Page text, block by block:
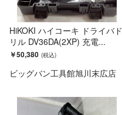
HiKOKI ハイコーキ ドライバド
リル DV36DA(2XP) 充電...
￥50,380
ビッグバン工具館旭川末広店